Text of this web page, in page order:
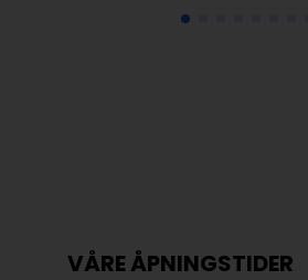
VÅRE ÅPNINGSTIDER